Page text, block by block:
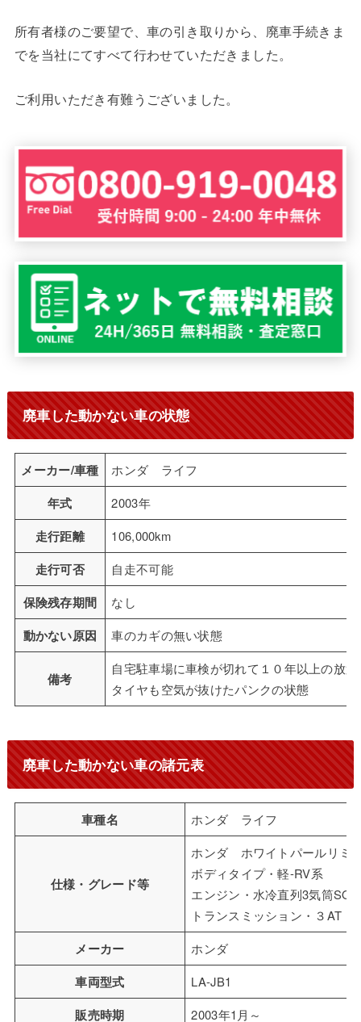
所有者様のご要望で、車の引き取りから、廃車手続きま
でを当社にてすべて行わせていただきました。
ご利用いただき有難うございました。
廃車した動かない車の状態
メーカー/車種 ホンダ ライフ
年式 2003年
走行距離 106,000km
走行可否 自走不可能
保険残存期間 なし
動かない原因 車のカギの無い状態
備考
自宅駐車場に車検が切れて１０年以上の放
タイヤも空気が抜けたパンクの状態
廃車した動かない車の諸元表
車種名 ホンダ ライフ
仕様・グレード等
ホンダ ホワイトパールリミ
ボディタイプ・軽-RV系
エンジン・水冷直列3気筒
トランスミッション・３AT
メーカー ホンダ
車両型式 LA-JB1
販売時期 2003年1月～